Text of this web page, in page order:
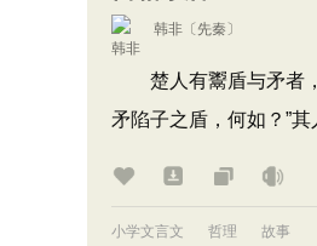
韩非 〔先秦〕
楚人有鬻盾与矛者，
矛陷子之盾，何如？”
小学文言文 哲理 故事